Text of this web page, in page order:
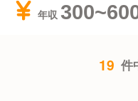
プ会社になりました
年収
19 件